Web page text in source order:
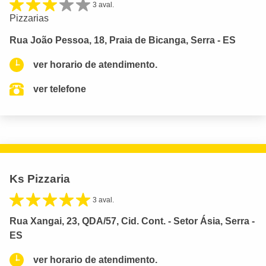
3 aval.
Pizzarias
Rua João Pessoa, 18, Praia de Bicanga, Serra - ES
ver horario de atendimento.
ver telefone
Ks Pizzaria
3 aval.
Rua Xangai, 23, QDA/57, Cid. Cont. - Setor Ásia, Serra -
ES
ver horario de atendimento.